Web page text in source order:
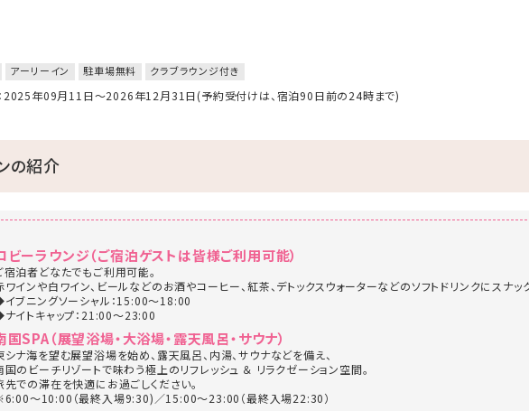
アーリーイン 駐車場無料 クラブラウンジ付き
2025年09月11日～2026年12月31日(予約受付けは、宿泊90日前の24時まで)
の紹介
ビーラウンジ（ご宿泊ゲストは皆様ご利用可能）
宿泊者どなたでもご利用可能。
ワインや白ワイン、ビールなどのお酒やコーヒー、紅茶、デトックスウォーターなどのソフトドリンクにスナッ
ブニングソーシャル：15:00～18:00
イトキャップ：21:00～23:00
国SPA（展望浴場・大浴場・露天風呂・サウナ）
シナ海を望む展望浴場を始め、露天風呂、内湯、サウナなどを備え、
国のビーチリゾートで味わう極上のリフレッシュ ＆ リラクゼーション空間。
先での滞在を快適にお過ごしください。
～10:00（最終入場9:30)／15:00～23:00（最終入場22:30）